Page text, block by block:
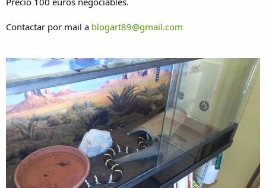
Contactar por mail a blogart89@gmail.com